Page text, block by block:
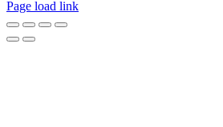
Page load link